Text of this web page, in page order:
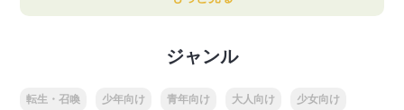
ジャンル
転生・召喚 少年向け 青年向け 大人向け 少女向け